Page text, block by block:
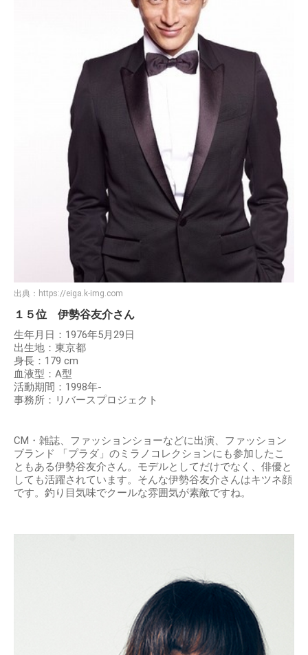
出典： https://eiga.k-img.com
１５位 伊勢谷友介さん
生年月日：1976年5月29日
出生地：東京都
身長：179 cm
血液型：A型
活動期間：1998年-
事務所：リバースプロジェクト
CM・雑誌、ファッションショーなどに出演、ファッション
ブランド 「プラダ」のミラノコレクションにも参加したこ
ともある伊勢谷友介さん。モデルとしてだけでなく、俳優と
しても活躍されています。そんな伊勢谷友介さんはキツネ顔
です。釣り目気味でクールな雰囲気が素敵ですね。